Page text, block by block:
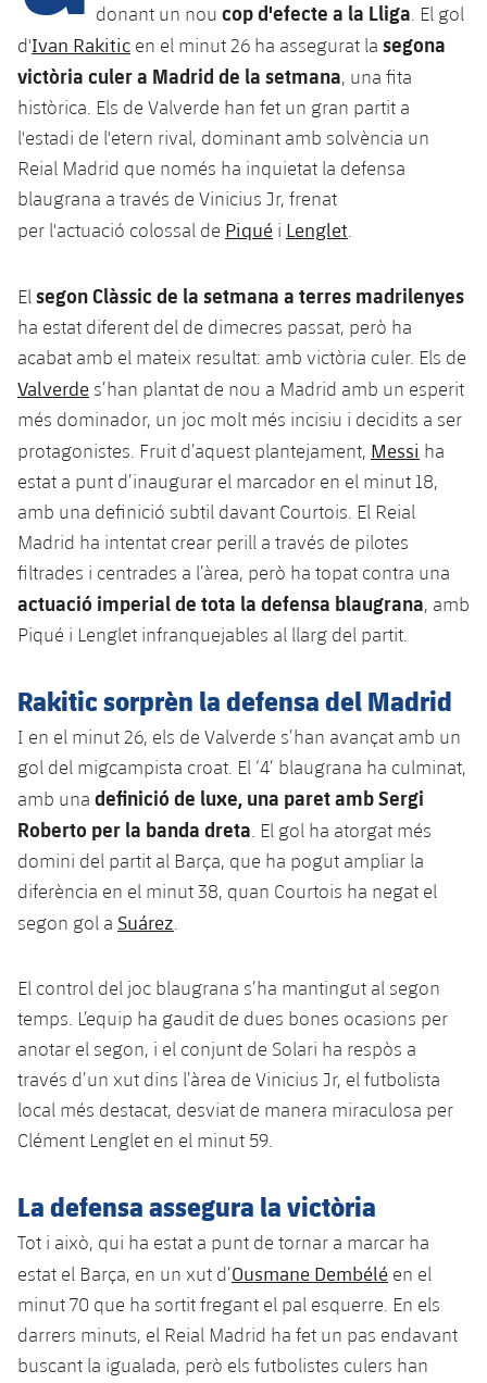
plusicon
més
Instal·lacions
Spotify Camp Nou
Estadi Johan Cruyff
Barça Cafe
Ciutat Esportiva
La Masia
plusicon
més
Serveis
Serveis Mèdics
Accessibilitat
plusicon
més
Acreditacions
Instal·lacions
SUB13
SUB12
SUB11 A
SUB11 B
SUB9 A
SUB9 B
SUB8 A
SUB8 B
SUB13 B
SUB12 C
SUB11 C
Entrades
Gameday Shows
Resultats
Classificacions
Fotos
Història
Base
Barça Atlètic
Junior
Cadet A
Cadet B
Infantil B
Mini
Campus Estiu
PLUSICON
MÉS
plusicon
més
Actualitat
Calendari
Entrades
Classificació
Jugadors
Fotos
Història
Palmarès
Barça Atlètic
plusicon
més
Actualitat
Calendari
Resultats
Classificació
Jugadors
Fotos
Actualitat
Juvenil
Cadet A
Infantil A
Infantil B
PLUSICON
MÉS
Primer equip
Actualitat
Calendari
Resultats
Classificació
Jugadors
Fotos
Palmarès
Història
Barça Atlètic
plusicon
més
Actualitat
Calendari
Jugadors
Classificació
Base
plusicon
més
Actualitat
Juvenil
Cadet
Infantil
Aleví
Campus Verano
PLUSICON
MÉS
Actualitat
Calendari
Entrades
Resultats
Classificació
Jugadors
Fotos
Palmarès
Barça Atlètic
plusicon
més
Actualitat
Calendari
Resultats
Jugadors
Classificació
Base
plusicon
més
Actualitat
Barça C
Juvenil
Infantil
Aleví
Campus Estiu
PLUSICON
MÉS
Notícies
Atletisme
plusicon
més
Actualitat
Masculí
Agenda
Bàsquet en cadira de rodes
plusicon
més
Actualitat
Calendari
Resultats
Classificació
Hockey gel
plusicon
més
Jugadors
Calendari
Resultats
Hoquei herba
plusicon
més
Notícies
Hockey Herba Masculí
Hockey Herba Femení
Patinatge artístic
plusicon
més
Actualitat
Plantilla
Escola de Patinatge
Rugby
plusicon
més
donant un nou cop d'efecte a la Lliga . El gol
d'Ivan Rakitic en el minut 26 ha assegurat la segona
victòria culer a Madrid de la setmana, una fita
històrica. Els de Valverde han fet un gran partit a
l'estadi de l'etern rival, dominant amb solvència un
Reial Madrid que només ha inquietat la defensa
blaugrana a través de Vinicius Jr, frenat
per l'actuació colossal de Piqué i Lenglet
El segon Clàssic de la setmana a terres madrilenyes
ha estat diferent del de dimecres passat, però ha
acabat amb el mateix resultat: amb victòria culer. Els de
Valverde s’han plantat de nou a Madrid amb un esperit
més dominador, un joc molt més incisiu i decidits a ser
protagonistes. Fruit d’aquest plantejament, Messi ha
estat a punt d’inaugurar el marcador en el minut 18,
amb una definició subtil davant Courtois. El Reial
Madrid ha intentat crear perill a través de pilotes
filtrades i centrades a l’àrea, però ha topat contra una
actuació imperial de tota la defensa blaugrana, amb
Piqué i Lenglet infranquejables al llarg del partit.
Rakitic sorprèn la defensa del Madrid
I en el minut 26, els de Valverde s’han avançat amb un
gol del migcampista croat. El ‘4’ blaugrana ha culminat,
amb una definició de luxe, una paret ambSergi
Roberto per la banda dreta . El gol ha atorgat més
domini del partit al Barça, que ha pogut ampliar la
diferència en el minut 38, quan Courtois ha negat el
segon gol a Suárez
El control del joc blaugrana s’ha mantingut al segon
temps. L’equip ha gaudit de dues bones ocasions per
anotar el segon, i el conjunt de Solari ha respòs a
través d’un xut dins l’àrea de Vinicius Jr, el futbolista
local més destacat, desviat de manera miraculosa per
Clément Lenglet en el minut 59.
La defensa assegura la victòria
Tot i això, qui ha estat a punt de tornar a marcar ha
estat el Barça, en un xut d’Ousmane Dembélé en el
minut 70 que ha sortit fregant el pal esquerre. En els
darrers minuts, el Reial Madrid ha fet un pas endavant
buscant la igualada, però els futbolistes culers han